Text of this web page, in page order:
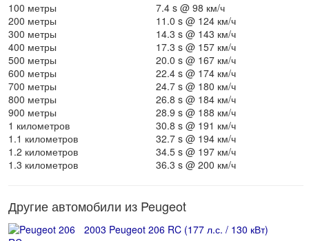
100 метры
7.4 s @ 98 км/ч
200 метры
11.0 s @ 124 км/ч
300 метры
14.3 s @ 143 км/ч
400 метры
17.3 s @ 157 км/ч
500 метры
20.0 s @ 167 км/ч
600 метры
22.4 s @ 174 км/ч
700 метры
24.7 s @ 180 км/ч
800 метры
26.8 s @ 184 км/ч
900 метры
28.9 s @ 188 км/ч
1 километров
30.8 s @ 191 км/ч
1.1 километров
32.7 s @ 194 км/ч
1.2 километров
34.5 s @ 197 км/ч
1.3 километров
36.3 s @ 200 км/ч
Другие автомобили из Peugeot
2003 Peugeot 206 RC (177 л.с. / 130 кВт)